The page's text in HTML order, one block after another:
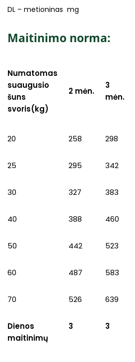
DL – metioninas mg
Maitinimo norma:
Numatomas
suaugusio
šuns
svoris(kg)
2 mėn.
3
mėn.
20 258 298
25 295 342
30 327 383
40 388 460
50 442 523
60 487 583
70 526 639
Dienos
maitinimų
3 3